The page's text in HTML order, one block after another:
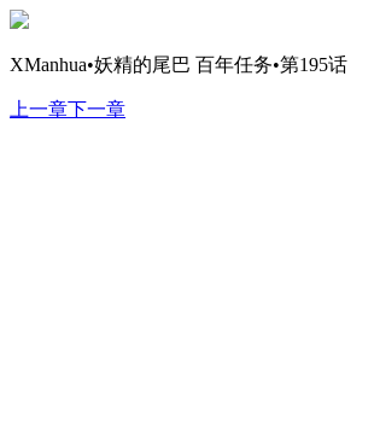
XManhua•妖精的尾巴 百年任务•第195话
上一章下一章